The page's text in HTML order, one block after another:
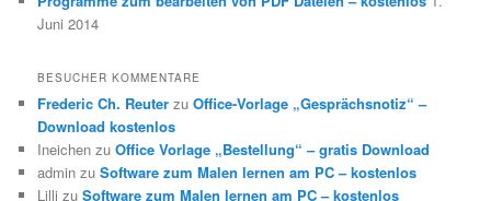
Juni 2014
BESUCHER KOMMENTARE
Frederic Ch. Reuter zuOffice-Vorlage „Gesprächsnotiz“ –
Download kostenlos
Ineichen zuOffice Vorlage „Bestellung“ – gratis Download
admin zuSoftware zum Malen lernen am PC – kostenlos
Lilli zuSoftware zum Malen lernen am PC – kostenlos